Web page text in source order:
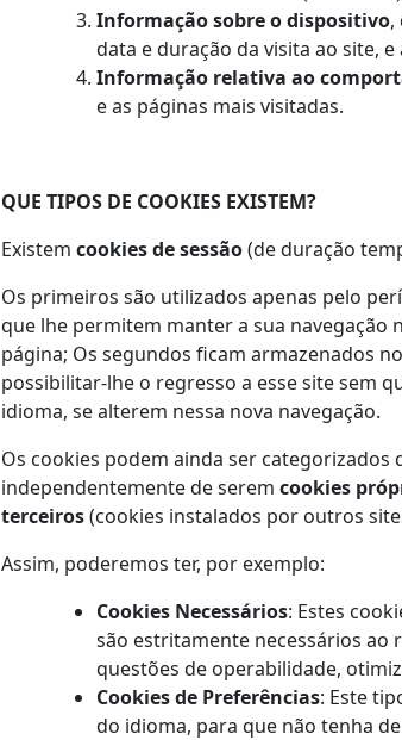
Informação sobre o dispositivo,
data e duração da visita ao site,
Informação relativa ao
e as páginas mais visitadas.
QUE TIPOS DE COOKIES EXISTEM?
Existem cookies de sessão(de duração
Os primeiros são utilizados apenas pelo
que lhe permitem manter a sua navegação
página; Os segundos ficam armazenados
possibilitar-lhe o regresso a esse site sem
idioma, se alterem nessa nova navegação.
Os cookies podem ainda ser categorizados
independentemente de serem cookies
terceiros(cookies instalados por outros
Assim, poderemos ter, por exemplo:
Cookies Necessários: Estes
são estritamente necessários ao
questões de operabilidade,
Cookies de Preferências: Este
do idioma, para que não tenha